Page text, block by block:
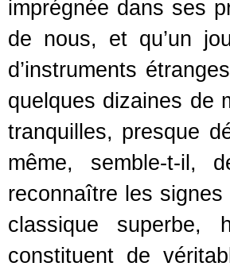
imprégnée dans ses
de nous, et qu’un
d’instruments
quelques dizaines de
tranquilles, presque
même, semble-t-il,
reconnaître les
classique superbe,
constituent de